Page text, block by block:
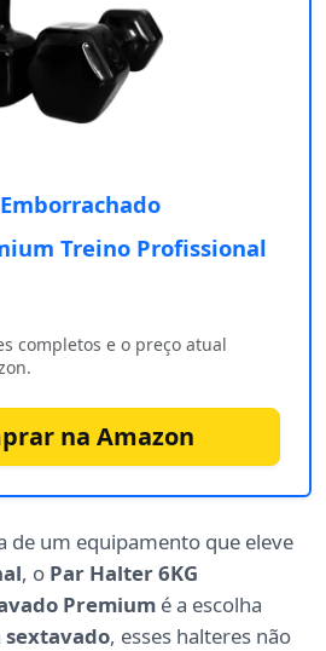
Treino Profissional
completos e o preço atual
na Amazon
de um equipamento que eleve
, o Par Halter 6KG
Premium é a escolha
sextavado, esses halteres não